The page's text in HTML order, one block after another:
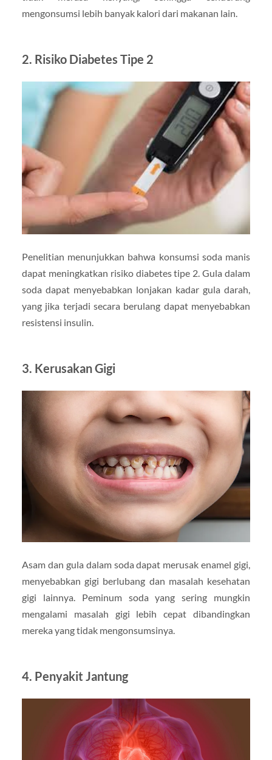
mengonsumsi lebih banyak kalori dari makanan lain.
2. Risiko Diabetes Tipe 2
Penelitian menunjukkan bahwa konsumsi soda manis
dapat meningkatkan risiko diabetes tipe 2. Gula dalam
soda dapat menyebabkan lonjakan kadar gula darah,
yang jika terjadi secara berulang dapat menyebabkan
resistensi insulin.
3. Kerusakan Gigi
Asam dan gula dalam soda dapat merusak enamel gigi,
menyebabkan gigi berlubang dan masalah kesehatan
gigi lainnya. Peminum soda yang sering mungkin
mengalami masalah gigi lebih cepat dibandingkan
mereka yang tidak mengonsumsinya.
4. Penyakit Jantung